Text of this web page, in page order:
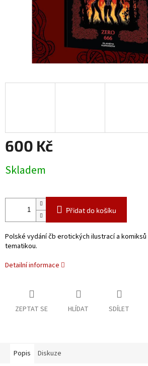
600 Kč
cena:
Skladem
Přidat do košíku
Polské vydání čb erotických ilustrací a
tematikou.
Detailní informace
ZEPTAT SE HLÍDAT SDÍLET
Popis Diskuze